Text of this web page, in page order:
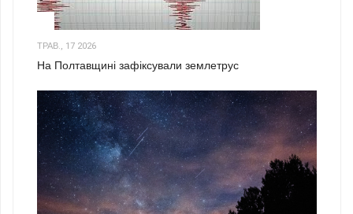
ТРАВ., 17 2026
На Полтавщині зафіксували землетрус